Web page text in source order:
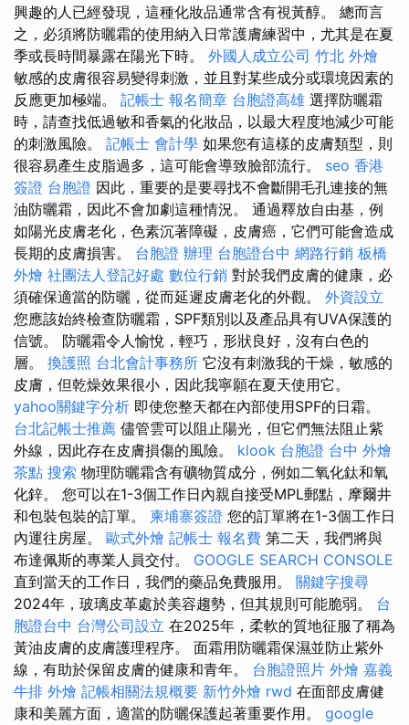
興趣的人已經發現，這種化妝品通常含有視黃醇。 總而言
之，必須將防曬霜的使用納入日常護膚練習中，尤其是在夏
季或長時間暴露在陽光下時。 外國人成立公司 竹北 外燴
敏感的皮膚很容易變得刺激，並且對某些成分或環境因素的
反應更加極端。 記帳士 報名簡章 台胞證高雄 選擇防曬霜
時，請查找低過敏和香氣的化妝品，以最大程度地減少可能
的刺激風險。 記帳士 會計學 如果您有這樣的皮膚類型，則
很容易產生皮脂過多，這可能會導致臉部流行。 seo 香港
簽證 台胞證 因此，重要的是要尋找不會斷開毛孔連接的無
油防曬霜，因此不會加劇這種情況。 通過釋放自由基，例
如陽光皮膚老化，色素沉著障礙，皮膚癌，它們可能會造成
長期的皮膚損害。 台胞證 辦理 台胞證台中 網路行銷 板橋
外燴 社團法人登記好處 數位行銷 對於我們皮膚的健康，必
須確保適當的防曬，從而延遲皮膚老化的外觀。 外資設立
您應該始終檢查防曬霜，SPF類別以及產品具有UVA保護的
信號。 防曬霜令人愉悅，輕巧，形狀良好，沒有白色的
層。 換護照 台北會計事務所 它沒有刺激我的干燥，敏感的
皮膚，但乾燥效果很小，因此我寧願在夏天使用它。
yahoo關鍵字分析 即使您整天都在內部使用SPF的日霜。
台北記帳士推薦 儘管雲可以阻止陽光，但它們無法阻止紫
外線，因此存在皮膚損傷的風險。 klook 台胞證 台中 外燴
茶點 搜索 物理防曬霜含有礦物質成分，例如二氧化鈦和氧
化鋅。 您可以在1-3個工作日內親自接受MPL郵點，摩爾井
和包裝包裝的訂單。 柬埔寨簽證 您的訂單將在1-3個工作日
內運往房屋。 歐式外燴 記帳士 報名費 第二天，我們將與
布達佩斯的專業人員交付。 GOOGLE SEARCH CONSOLE
直到當天的工作日，我們的藥品免費服用。 關鍵字搜尋
2024年，玻璃皮革處於美容趨勢，但其規則可能脆弱。 台
胞證台中 台灣公司設立 在2025年，柔軟的質地征服了稱為
黃油皮膚的皮膚護理程序。 面霜用防曬霜保濕並防止紫外
線，有助於保留皮膚的健康和青年。 台胞證照片 外燴 嘉義
牛排 外燴 記帳相關法規概要 新竹外燴 rwd 在面部皮膚健
康和美麗方面，適當的防曬保護起著重要作用。 google